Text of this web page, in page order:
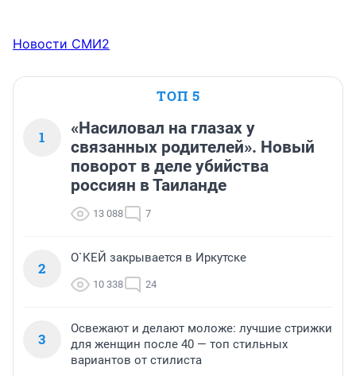
Новости СМИ2
ТОП 5
1
«Насиловал на глазах у
связанных родителей». Новый
поворот в деле убийства
россиян в Таиланде
13 088 7
2
О`КЕЙ закрывается в Иркутске
10 338 24
3
Освежают и делают моложе: лучшие стрижки
для женщин после 40 — топ стильных
вариантов от стилиста